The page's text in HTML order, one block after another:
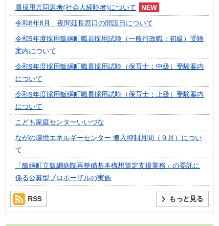
員採用共同選考(社会人経験者)について
令和8年8月 夜間延長窓口の開設日について
令和9年度採用飯綱町職員採用試験（一般行政職：初級）受験
案内について
令和9年度採用飯綱町職員採用試験（保育士：中級）受験案内
について
令和9年度採用飯綱町職員採用試験（保育士：上級）受験案内
について
こども家庭センターいいづな
ながの環境エネルギーセンター 搬入抑制月間（９月）につい
て
「飯綱町立飯綱病院再整備基本構想策定支援業務」の委託に
係る公募型プロポーザルの実施
もっと見る
RSS